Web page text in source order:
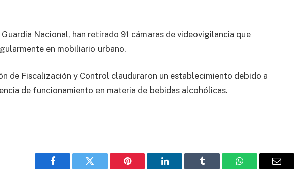
Nacional, han retirado 91 cámaras de videovigilancia que
en mobiliario urbano.
de Fiscalización y Control clauduraron un establecimiento debido a
de funcionamiento en materia de bebidas alcohólicas.
Facebook Twitter Pinterest LinkedIn Tumblr WhatsAppEmail